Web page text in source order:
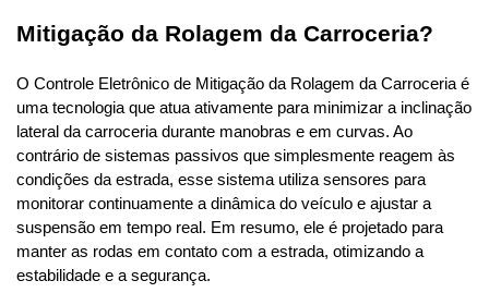
Mitigação da Rolagem da Carroceria?
O Controle Eletrônico de Mitigação da Rolagem da Carroceria é
uma tecnologia que atua ativamente para minimizar a inclinação
lateral da carroceria durante manobras e em curvas. Ao
contrário de sistemas passivos que simplesmente reagem às
condições da estrada, esse sistema utiliza sensores para
monitorar continuamente a dinâmica do veículo e ajustar a
suspensão em tempo real. Em resumo, ele é projetado para
manter as rodas em contato com a estrada, otimizando a
estabilidade e a segurança.